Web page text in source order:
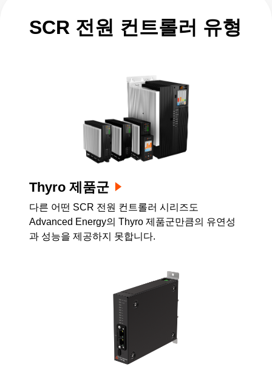
SCR 전원 컨트롤러 유형
Thyro 제품군
다른 어떤 SCR 전원 컨트롤러 시리즈도
Advanced Energy의 Thyro 제품군만큼의 유연성
과 성능을 제공하지 못합니다.